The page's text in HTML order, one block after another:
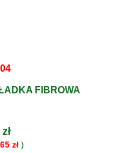
FIBROWA
zł)